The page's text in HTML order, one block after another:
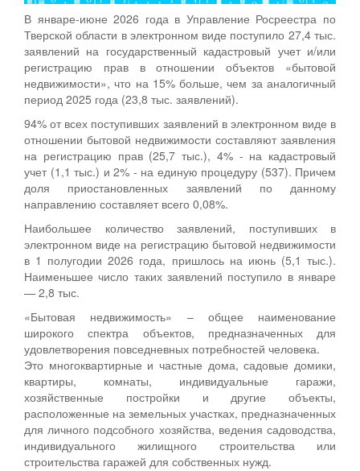
В январе-июне 2026 года в Управление Росреестра по
Тверской области в электронном виде поступило 27,4 тыс.
заявлений на государственный кадастровый учет и/или
регистрацию прав в отношении объектов «бытовой
недвижимости», что на 15% больше, чем за аналогичный
период 2025 года (23,8 тыс. заявлений).
94% от всех поступивших заявлений в электронном виде в
отношении бытовой недвижимости составляют заявления
на регистрацию прав (25,7 тыс.), 4% - на кадастровый
учет (1,1 тыс.) и 2% - на единую процедуру (537). Причем
доля приостановленных заявлений по данному
направлению составляет всего 0,08%.
Наибольшее количество заявлений, поступивших в
электронном виде на регистрацию бытовой недвижимости
в 1 полугодии 2026 года, пришлось на июнь (5,1 тыс.).
Наименьшее число таких заявлений поступило в январе
— 2,8 тыс.
«Бытовая недвижимость» – общее наименование
широкого спектра объектов, предназначенных для
удовлетворения повседневных потребностей человека.
Это многоквартирные и частные дома, садовые домики,
квартиры, комнаты, индивидуальные гаражи,
хозяйственные постройки и другие объекты,
расположенные на земельных участках, предназначенных
для личного подсобного хозяйства, ведения садоводства,
индивидуального жилищного строительства или
строительства гаражей для собственных нужд.